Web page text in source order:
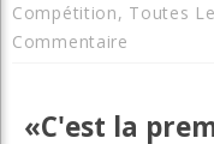
Compétition, Toutes
Commentaire
«C'est la